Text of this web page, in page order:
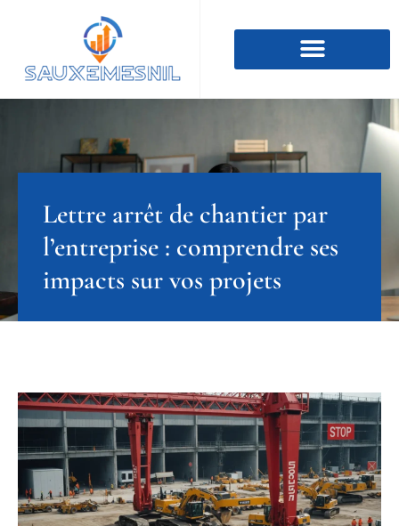
Lettre arrêt de chantier par
l’entreprise : comprendre ses
impacts sur vos projets